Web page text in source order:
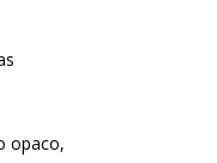
opaco,